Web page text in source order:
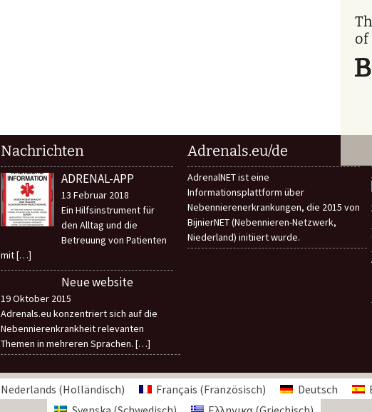
of
Nachrichten
ADRENAL-APP
13 Februar 2018
Ein Hilfsinstrument für
den Alltag und die
Betreuung von Patienten
mit[…]
Neue website
19 Oktober 2015
Adrenals.eu konzentriert sich auf die
Nebennierenkrankheit relevanten
Themen in mehreren Sprachen. […]
Adrenals.eu/de
AdrenalNET ist eine
Informationsplattform über
Nebennierenerkrankungen, die 2015 von
BijnierNET (Nebennieren-Netzwerk,
Niederland) initiiert wurde.
Nederlands (Holländisch) Français (Französisch) Deutsch